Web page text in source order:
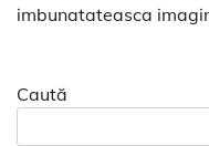
imbunatateasca
Caută